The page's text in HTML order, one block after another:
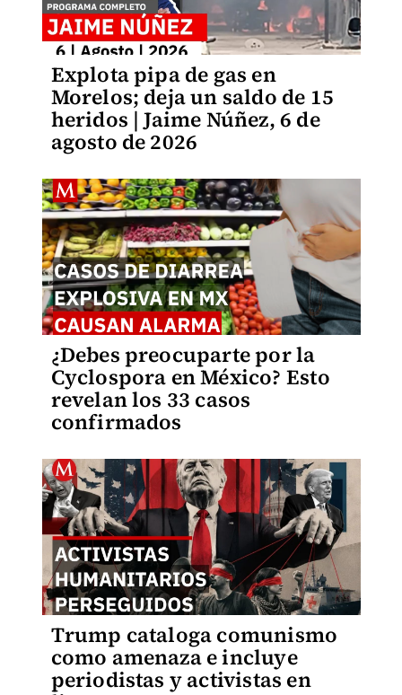
Explota pipa de gas en
Morelos; deja un saldo de 15
heridos | Jaime Núñez, 6 de
agosto de 2026
¿Debes preocuparte por la
Cyclospora en México? Esto
revelan los 33 casos
confirmados
Trump cataloga comunismo
como amenaza e incluye
periodistas y activistas en